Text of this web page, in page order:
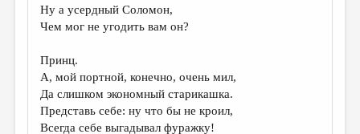
Ну а усердный Соломон,
Чем мог не угодить вам он?
Принц.
А, мой портной, конечно, очень мил,
Да слишком экономный старикашка.
Представь себе: ну что бы не кроил,
Всегда себе выгадывал фуражку!